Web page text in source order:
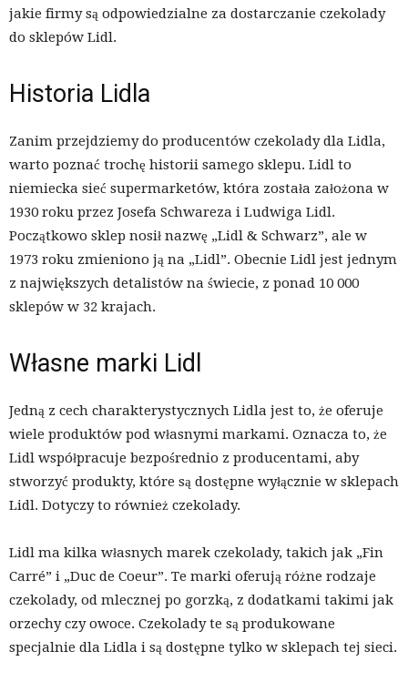
jakie firmy są odpowiedzialne za dostarczanie czekolady
do sklepów Lidl.
Historia Lidla
Zanim przejdziemy do producentów czekolady dla Lidla,
warto poznać trochę historii samego sklepu. Lidl to
niemiecka sieć supermarketów, która została założona w
1930 roku przez Josefa Schwareza i Ludwiga Lidl.
Początkowo sklep nosił nazwę „Lidl & Schwarz”, ale w
1973 roku zmieniono ją na „Lidl”. Obecnie Lidl jest jednym
z największych detalistów na świecie, z ponad 10 000
sklepów w 32 krajach.
Własne marki Lidl
Jedną z cech charakterystycznych Lidla jest to, że oferuje
wiele produktów pod własnymi markami. Oznacza to, że
Lidl współpracuje bezpośrednio z producentami, aby
stworzyć produkty, które są dostępne wyłącznie w sklepach
Lidl. Dotyczy to również czekolady.
Lidl ma kilka własnych marek czekolady, takich jak „Fin
Carré” i „Duc de Coeur”. Te marki oferują różne rodzaje
czekolady, od mlecznej po gorzką, z dodatkami takimi jak
orzechy czy owoce. Czekolady te są produkowane
specjalnie dla Lidla i są dostępne tylko w sklepach tej sieci.